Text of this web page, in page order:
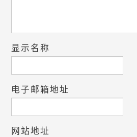
显示名称
电子邮箱地址
网站地址